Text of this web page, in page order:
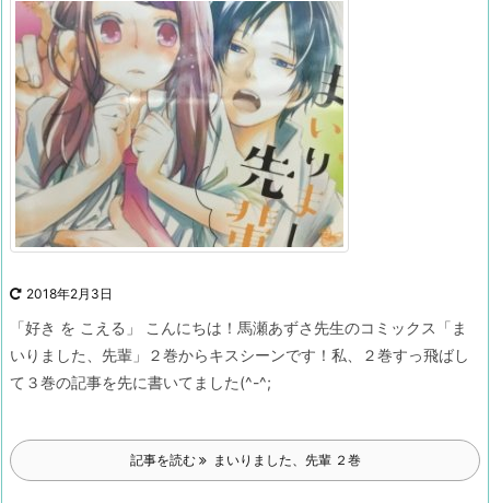
2018年2月3日
「好き を こえる」 こんにちは！ 馬瀬あずさ先生のコミックス「ま
いりました、先輩」２巻からキスシーンです！ 私、２巻すっ飛ばし
て３巻の記事を先に書いてました(^-^;
記事を読む まいりました、先輩 ２巻